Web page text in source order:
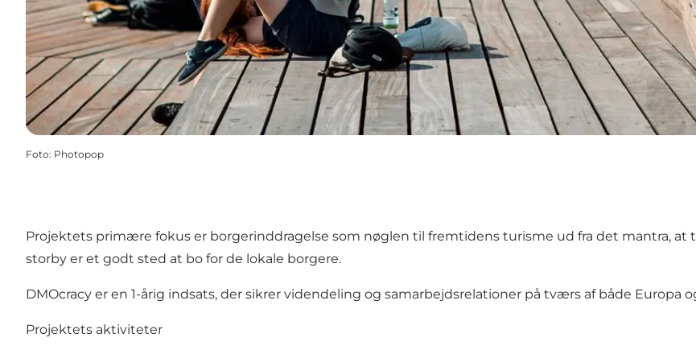
Foto: Photopop
Projektets primære fokus er borgerinddragelse som nøglen til fremtidens turisme ud fra det mantra, at
storby er et godt sted at bo for de lokale borgere.
DMOcracy er en 1-årig indsats, der sikrer videndeling og samarbejdsrelationer på tværs af både Europa
Projektets aktiviteter